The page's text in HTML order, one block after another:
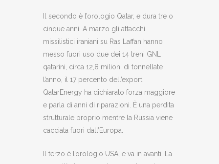
Il secondo è l’orologio Qatar, e dura tre o
cinque anni. A marzo gli attacchi
missilistici iraniani su Ras Laffan hanno
messo fuori uso due dei 14 treni GNL
qatarini, circa 12,8 milioni di tonnellate
l’anno, il 17 percento dell’export.
QatarEnergy ha dichiarato forza maggiore
e parla di anni di riparazioni. È una perdita
strutturale proprio mentre la Russia viene
cacciata fuori dall’Europa.
Il terzo è l’orologio USA, e va in avanti. La